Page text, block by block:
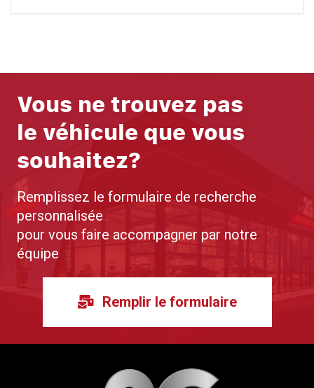
Vous ne trouvez pas
le véhicule que vous
souhaitez?
Remplissez le formulaire de recherche
personnalisée
pour vous faire accompagner par notre
équipe
Remplir le formulaire